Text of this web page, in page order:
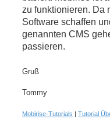
zu funktionieren. Da
Software schaffen
genannten CMS
passieren.
Gruß
Tommy
Mobirise-Tutorials | Tutorial